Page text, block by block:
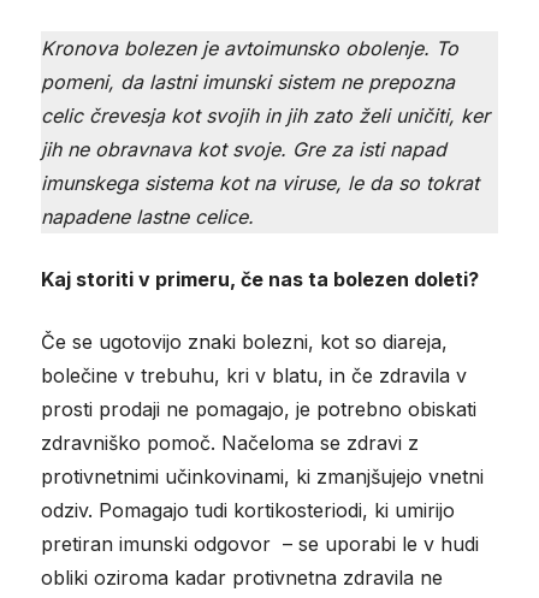
Kronova bolezen je avtoimunsko obolenje. To
pomeni, da lastni imunski sistem ne prepozna
celic črevesja kot svojih in jih zato želi uničiti, ker
jih ne obravnava kot svoje. Gre za isti napad
imunskega sistema kot na viruse, le da so tokrat
napadene lastne celice.
Kaj storiti v primeru, če nas ta bolezen doleti?
Če se ugotovijo znaki bolezni, kot so diareja,
bolečine v trebuhu, kri v blatu, in če zdravila v
prosti prodaji ne pomagajo, je potrebno obiskati
zdravniško pomoč. Načeloma se zdravi z
protivnetnimi učinkovinami, ki zmanjšujejo vnetni
odziv. Pomagajo tudi kortikosteriodi, ki umirijo
pretiran imunski odgovor – se uporabi le v hudi
obliki oziroma kadar protivnetna zdravila ne